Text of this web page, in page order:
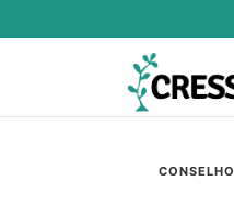
CONSELHO